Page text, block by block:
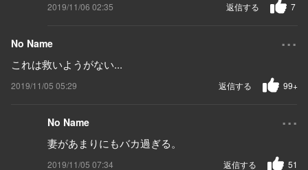
2019/11/06 02:35 7
返信する
No Name ...
これは救いようがない...
2019/11/05 05:29 99+
返信する
No Name ...
妻があまりにもバカ過ぎる。
2019/11/05 07:34 51
返信する